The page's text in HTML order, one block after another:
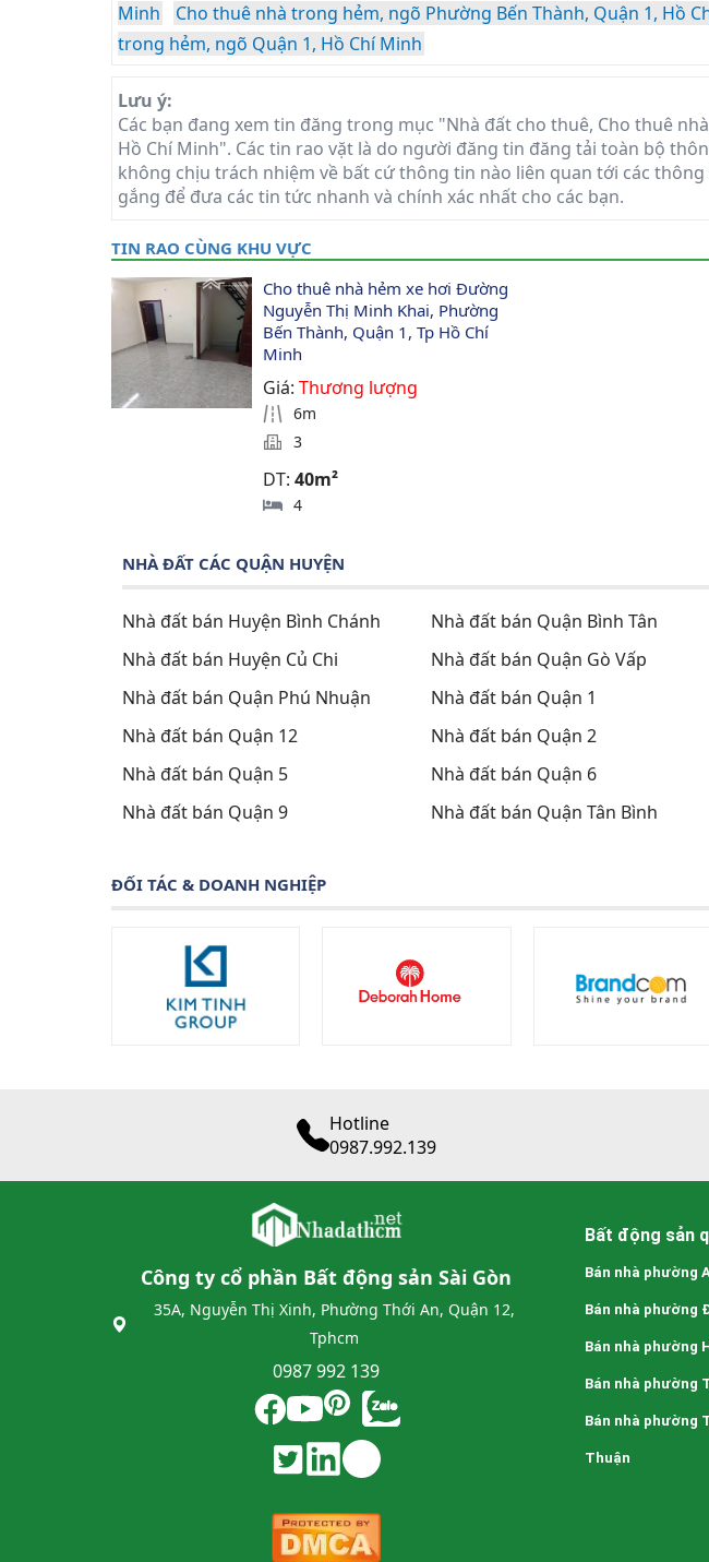
Minh
Cho thuê nhà trong hẻm, ngõ Phường Bến Thành, Quận 1, Hồ
trong hẻm, ngõ Quận 1, Hồ Chí Minh
Lưu ý:
Các bạn đang xem tin đăng trong mục "Nhà đất cho thuê, Cho thuê
Hồ Chí Minh". Các tin rao vặt là do người đăng tin đăng tải toàn bộ
không chịu trách nhiệm về bất cứ thông tin nào liên quan tới các
gắng để đưa các tin tức nhanh và chính xác nhất cho các bạn.
TIN RAO CÙNG KHU VỰC
Cho thuê nhà hẻm xe hơi Đường
Nguyễn Thị Minh Khai, Phường
Bến Thành, Quận 1, Tp Hồ Chí
Minh
Giá:Thương lượng
6m
3
DT:40m²
4
NHÀ ĐẤT CÁC QUẬN HUYỆN
Nhà đất bán Huyện Bình Chánh Nhà đất bán Quận Bình Tân
Nhà đất bán Huyện Củ Chi
Nhà đất bán Quận Gò Vấp
Nhà đất bán Quận Phú Nhuận
Nhà đất bán Quận 1
Nhà đất bán Quận 12
Nhà đất bán Quận 2
Nhà đất bán Quận 5
Nhà đất bán Quận 6
Nhà đất bán Quận 9
Nhà đất bán Quận Tân Bình
ĐỐI TÁC & DOANH NGHIỆP
Hotline
0987.992.139
Công ty cổ phần Bất động sản Sài Gòn
35A, Nguyễn Thị Xinh, Phường Thới An, Quận 12,
Tphcm
0987 992 139
Bất động sản
Bán nhà phường
Bán nhà phường
Bán nhà phường
Bán nhà phường
Bán nhà phường
Thuận